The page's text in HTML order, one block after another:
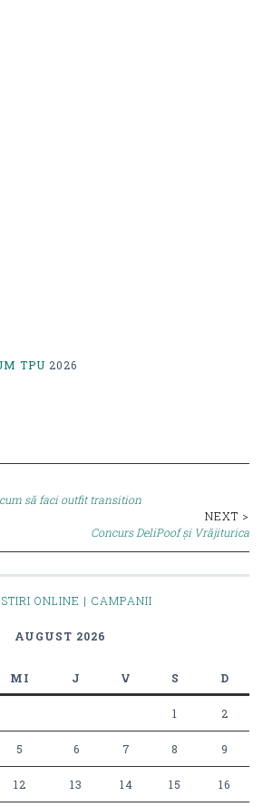
TPU 2026
să faci outfit transition
NEXT >
Concurs DeliPoof și Vrăjiturica
ONLINE | CAMPANII
AUGUST 2026
MI J V S D
1 2
5 6 7 8 9
12 13 14 15 16